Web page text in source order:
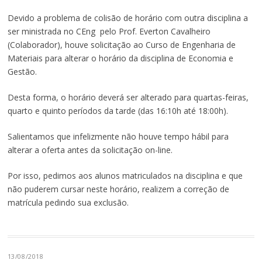
Devido a problema de colisão de horário com outra disciplina a
ser ministrada no CEng pelo Prof. Everton Cavalheiro
(Colaborador), houve solicitação ao Curso de Engenharia de
Materiais para alterar o horário da disciplina de Economia e
Gestão.
Desta forma, o horário deverá ser alterado para quartas-feiras,
quarto e quinto períodos da tarde (das 16:10h até 18:00h).
Salientamos que infelizmente não houve tempo hábil para
alterar a oferta antes da solicitação on-line.
Por isso, pedimos aos alunos matriculados na disciplina e que
não puderem cursar neste horário, realizem a correção de
matrícula pedindo sua exclusão.
13/08/2018